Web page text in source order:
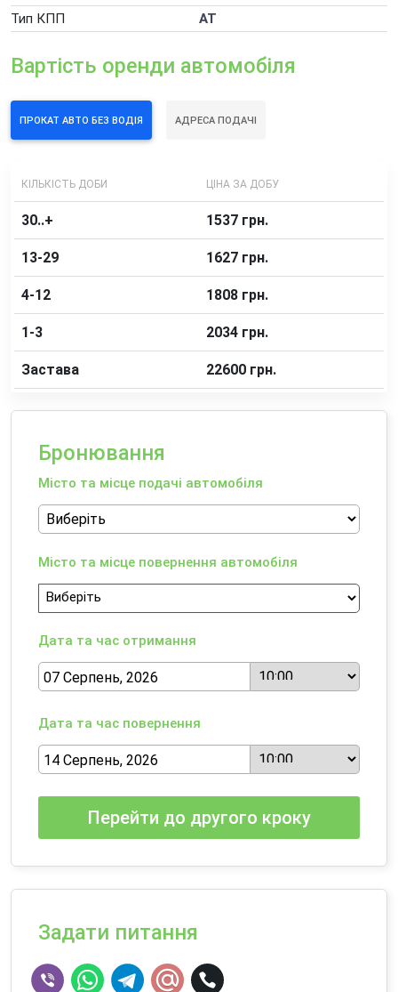
Погодинна оренда автомобіля
Тип КПП
AT
Вартість оренди автомобіля
ПРОКАТ АВТО БЕЗ ВОДІЯ АДРЕСА ПОДАЧІ
КІЛЬКІСТЬ ДОБИ ЦІНА ЗА ДОБУ
30..+ 1537 грн.
13-29 1627 грн.
4-12 1808 грн.
1-3 2034 грн.
Застава 22600 грн.
Бронювання
Місто та місце подачі автомобіля
Місто та місце повернення автомобіля
Дата та час отримання
Дата та час повернення
Перейти до другого кроку
Задати питання